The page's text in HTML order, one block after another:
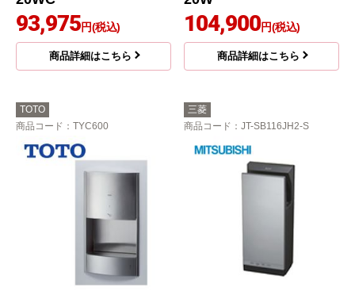
93,975円(税込)
商品詳細はこちら
104,900円(税込)
商品詳細はこちら
TOTO
商品コード ：TYC600
三菱
商品コード ：JT-SB116JH2-S